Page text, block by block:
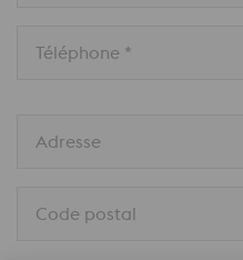
Téléphone *
Adresse
Code postal